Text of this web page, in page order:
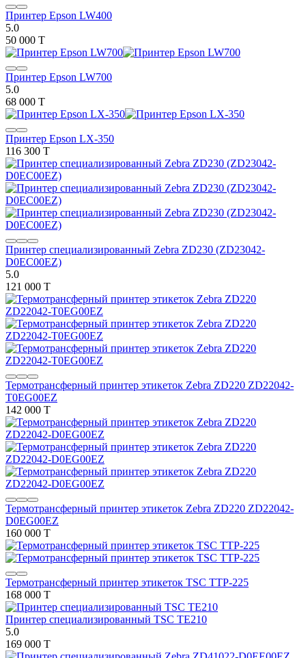
Принтер Epson LW400
5.0
50 000 T
Принтер Epson LW700
5.0
68 000 T
Принтер Epson LX-350
116 300 T
Принтер специализированный Zebra ZD230 (ZD23042-
D0EC00EZ)
5.0
121 000 T
Термотрансферный принтер этикеток Zebra ZD220 ZD22042-
T0EG00EZ
142 000 T
Термотрансферный принтер этикеток Zebra ZD220 ZD22042-
D0EG00EZ
160 000 T
Термотрансферный принтер этикеток TSC TTP-225
168 000 T
Принтер специализированный TSC TE210
5.0
169 000 T